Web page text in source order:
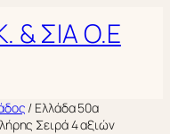
& ΣΙΑ Ο.Ε
/ Ελλάδα 50α
Σειρά 4 αξιών